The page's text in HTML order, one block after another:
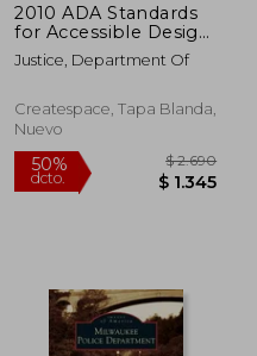
2010 ADA Standards
for Accessible Design
(en Inglés)
Justice, Department Of
Createspace, Tapa Blanda,
Nuevo